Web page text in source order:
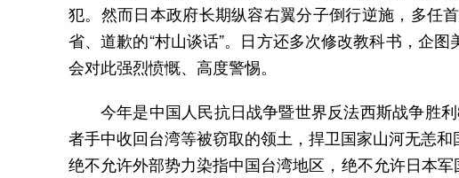
犯。然而日本政府长期纵容右翼分子倒行逆施，多任
省、道歉的“村山谈话”。日方还多次修改教科书，企
会对此强烈愤慨、高度警惕。
今年是中国人民抗日战争暨世界反法西斯战争胜
者手中收回台湾等被窃取的领土，捍卫国家山河无恙
绝不允许外部势力染指中国台湾地区，绝不允许日本